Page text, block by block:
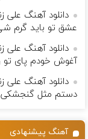
دانلود آهنگ علی
عشق تو باید گرم
دانلود آهنگ علی
آغوش خودم پای تو
دانلود آهنگ علی
دستم مثل گنجشكی
آهنگ پیشنهادی